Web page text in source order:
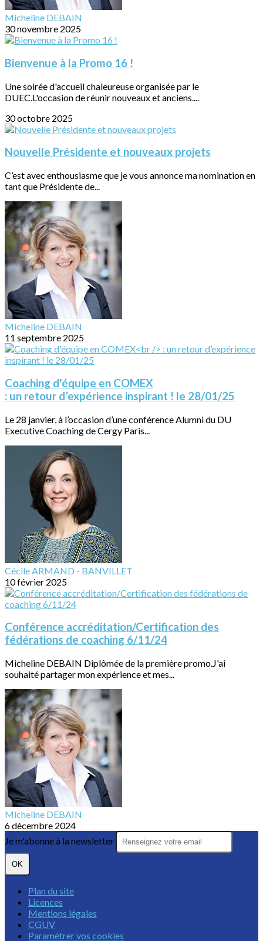
Micheline DEBAIN
30 novembre 2025
Bienvenue à la Promo 16 !
Une soirée d'accueil chaleureuse organisée par le
DUEC.L'occasion de réunir nouveaux et anciens....
30 octobre 2025
Nouvelle Présidente et nouveaux projets
C’est avec enthousiasme que je vous annonce ma nomination en
tant que Présidente de...
Micheline DEBAIN
11 septembre 2025
Coaching d'équipe en COMEX
: un retour d’expérience inspirant ! le 28/01/25
Le 28 janvier, à l’occasion d’une conférence Alumni du DU
Executive Coaching de Cergy Paris...
Cécile ARMAND - BANVILLET
10 février 2025
Conférence accréditation/Certification des
fédérations de coaching 6/11/24
Micheline DEBAIN Diplômée de la première promo.J'ai
souhaité partager mon expérience et mes...
Micheline DEBAIN
6 décembre 2024
Je m'abonne à la newsletter
OK
Plan du site
Licences
Mentions légales
CGUV
Paramétrer vos cookies